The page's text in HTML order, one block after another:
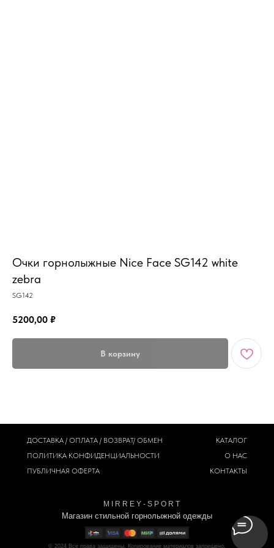
Очки горнолыжные Nice Face SG142 white
zebra
SG142
5200,00 ₽
В корзину
M I R R E Y - S P O R T
Магазин стильной горнолыжной одежды
© 2024 Все права защищены. Копирование материалов запрещено.
ДОСТАВКА / ОПЛАТА / ВОЗВРАТ/ ОБМЕН
ПОЛИТИКА КОНФИДЕНЦИАЛЬНОСТИ
ПУБЛИЧНАЯ ОФЕРТА
КАТАЛОГ
О НАС
КОНТАКТЫ